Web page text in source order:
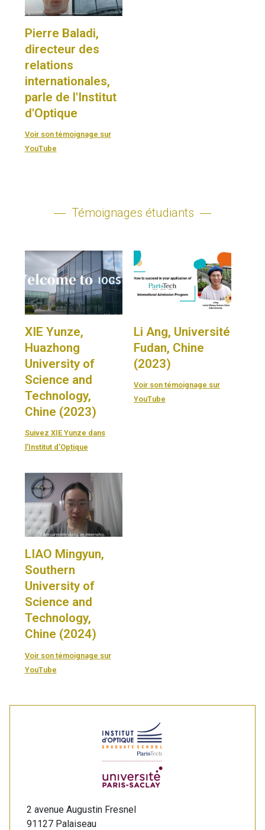
Pierre Baladi,
directeur des
relations
internationales,
parle de l'Institut
d'Optique
Voir son témoignage sur
YouTube
Témoignages étudiants
XIE Yunze,
Huazhong
University of
Science and
Technology,
Chine (2023)
Suivez XIE Yunze dans
l'Institut d'Optique
Li Ang, Université
Fudan, Chine
(2023)
Voir son témoignage sur
YouTube
LIAO Mingyun,
Southern
University of
Science and
Technology,
Chine (2024)
Voir son témoignage sur
YouTube
2 avenue Augustin Fresnel
91127 Palaiseau